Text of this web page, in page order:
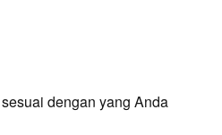
dengan yang Anda